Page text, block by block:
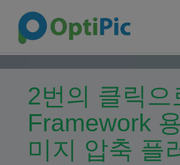
2번의 클릭으
Framework
미지 압축 플